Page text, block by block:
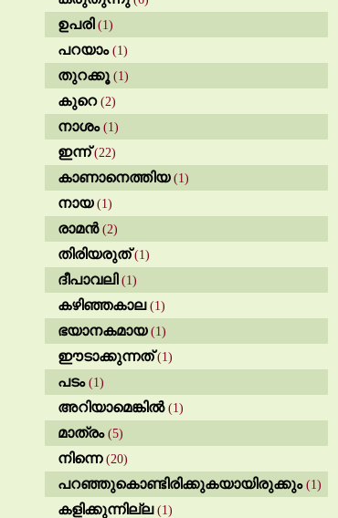
ഉപരി (1)
പറയാം(1)
തുറക്കൂ (1)
കുറെ(2)
നാശം(1)
ഇന്ന്(22)
കാണാനെത്തിയ(1)
നായ(1)
രാമൻ(2)
തിരിയരുത്(1)
ദീപാവലി (1)
കഴിഞ്ഞകാല(1)
ഭയാനകമായ(1)
ഈടാക്കുന്നത്(1)
പടം(1)
അറിയാമെങ്കിൽ(1)
മാത്രം(5)
നിന്നെ(20)
പറഞ്ഞുകൊണ്ടിരിക്കുകയായിരുക്കും(1)
കളിക്കുന്നില്ല(1)